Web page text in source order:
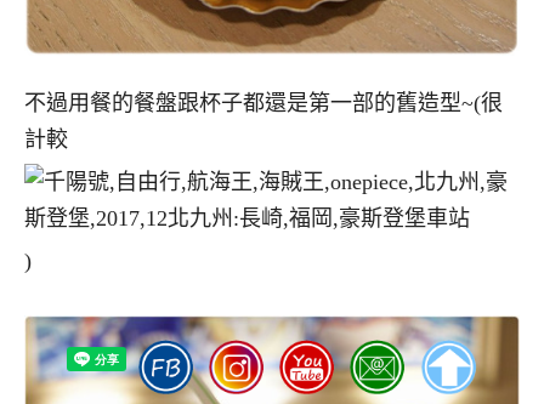
不過用餐的餐盤跟杯子都還是第一部的舊造型~(很
計較
)